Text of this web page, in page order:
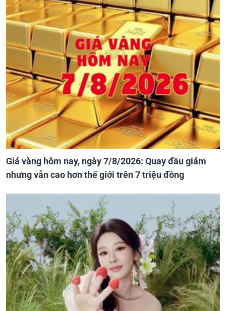
Giá vàng hôm nay, ngày 7/8/2026: Quay đầu giảm
nhưng vẫn cao hơn thế giới trên 7 triệu đồng